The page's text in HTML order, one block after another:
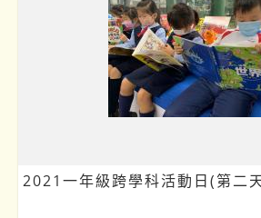
2021一年級跨學科活動日(第二